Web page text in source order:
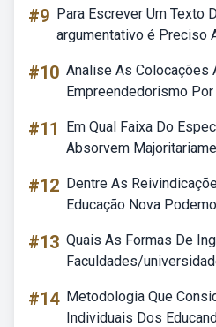
#9 Para Escrever Um Texto
argumentativo é Preciso
#10 Analise As Colocações
Empreendedorismo
#11
Em Qual Faixa Do
Absorvem
#12 Dentre As
Educação Nova
#13 Quais As Formas De
Faculdades/
#14 Metodologia Que
Individuais Dos